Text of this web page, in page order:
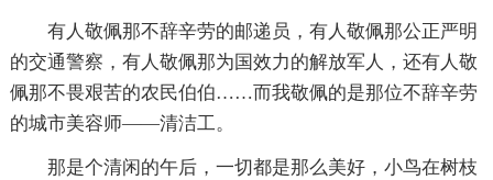
有人敬佩那不辞辛劳的邮递员，有人敬佩那公正严明
的交通警察，有人敬佩那为国效力的解放军人，还有人敬
佩那不畏艰苦的农民伯伯……而我敬佩的是那位不辞辛劳
的城市美容师——清洁工。
那是个清闲的午后，一切都是那么美好，小鸟在树枝